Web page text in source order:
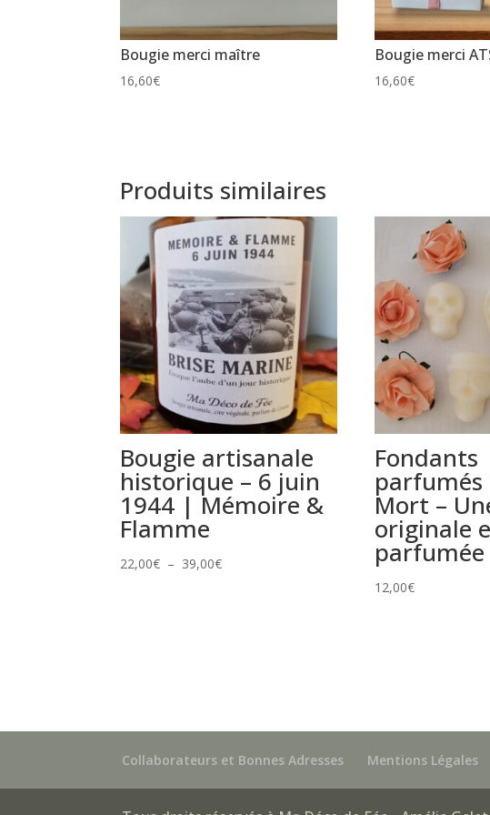
Bougie merci maître
16,60€
Bougie merci
16,60€
Produits similaires
Bougie artisanale
historique – 6 juin
1944 | Mémoire &
Flamme
22,00€ – 39,00€Plage
Fondants
parfumés
Mort –
originale
parfumée
12,00€
Collaborateurs et Bonnes Adresses Mentions Légales